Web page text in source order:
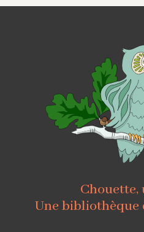
Chouette,
Une bibliothèque